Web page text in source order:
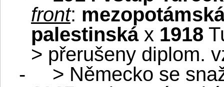
front:
palestinská x 1918
> přerušeny diplom.
-
> Německo se